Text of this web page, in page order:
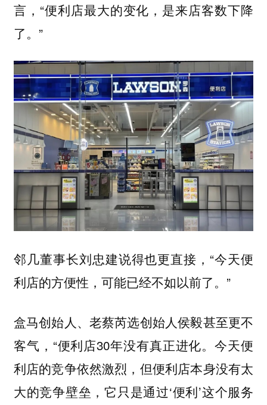
言，“便利店最大的变化，是来店客数下降
了。”
邻几董事长刘忠建说得也更直接，“今天便
利店的方便性，可能已经不如以前了。”
盒马创始人、老蔡芮选创始人侯毅甚至更不
客气，“便利店30年没有真正进化。今天便
利店的竞争依然激烈，但便利店本身没有太
大的竞争壁垒，它只是通过‘便利’这个服务